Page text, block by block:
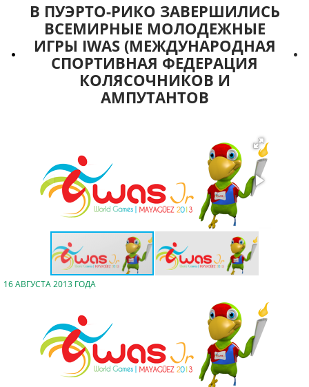
В ПУЭРТО-РИКО ЗАВЕРШИЛИСЬ
ВСЕМИРНЫЕ МОЛОДЕЖНЫЕ
ИГРЫ IWAS (МЕЖДУНАРОДНАЯ
СПОРТИВНАЯ ФЕДЕРАЦИЯ
КОЛЯСОЧНИКОВ И
АМПУТАНТОВ
16 АВГУСТА 2013 ГОДА